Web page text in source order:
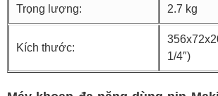
Trọng lượng: 2.7 kg
Kích thước:
1/4″)